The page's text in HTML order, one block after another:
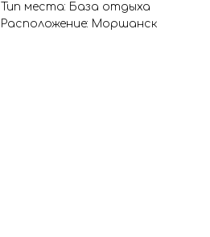
Тип места: База отдыха
Расположение: Моршанск